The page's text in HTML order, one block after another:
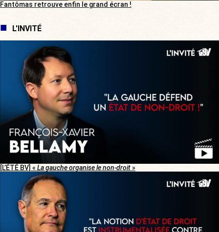
Fantômas retrouve enfin le grand écran !
L'INVITÉ
[L’ÉTÉ BV] « La gauche organise le non-droit»